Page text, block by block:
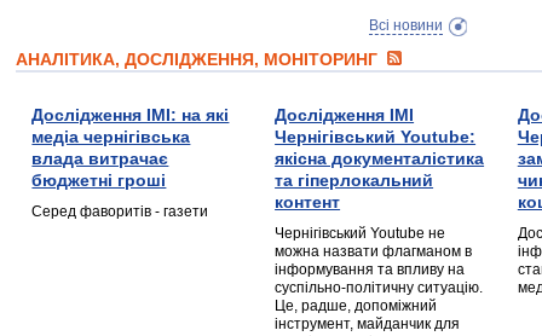
Всі новини
АНАЛІТИКА, ДОСЛІДЖЕННЯ, МОНІТОРИНГ
Дослідження ІМІ: на які
медіа чернігівська
влада витрачає
бюджетні гроші
Серед фаворитів - газети
Дослідження ІМІ
Чернігівський Youtube:
якісна документалістика
та гіперлокальний
контент
Чернігівський Youtube не
можна назвати флагманом в
інформування та впливу на
суспільно-політичну ситуацію.
Це, радше, допоміжний
інструмент, майданчик для